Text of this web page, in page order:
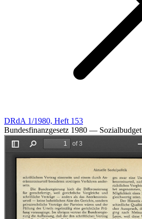
DRdA 1/1980, Heft 153
Bundesfinanzgesetz 1980 — Sozialbudget